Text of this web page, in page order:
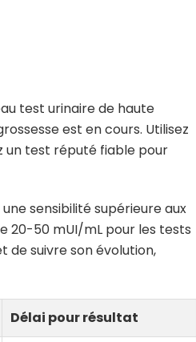
test urinaire de haute
est en cours. Utilisez
un test réputé fiable pour
sensibilité supérieure aux
20-50 mUI/mL pour les tests
de suivre son évolution,
Délai pour résultat